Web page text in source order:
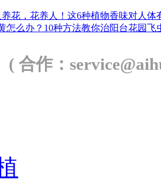
花，花养人！ 这6种植物香味对人体
怎么办？ 10种方法教你治阳台花园飞
( 合作：